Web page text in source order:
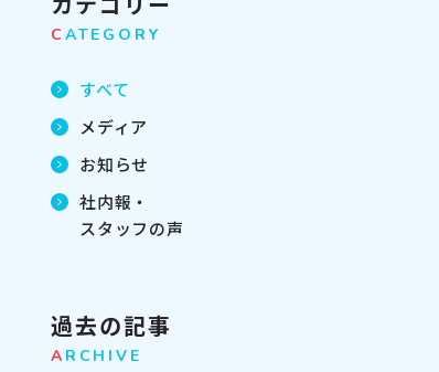
C ATEGORY
すべて
メディア
お知らせ
社内報・
スタッフの声
過去の記事
A RCHIVE